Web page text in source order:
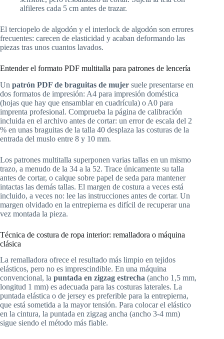
alfileres cada 5 cm antes de trazar.
El terciopelo de algodón y el interlock de algodón son errores
frecuentes: carecen de elasticidad y acaban deformando las
piezas tras unos cuantos lavados.
Entender el formato PDF multitalla para patrones de lencería
Un patrón PDF de braguitas de mujer suele presentarse en
dos formatos de impresión: A4 para impresión doméstica
(hojas que hay que ensamblar en cuadrícula) o A0 para
imprenta profesional. Comprueba la página de calibración
incluida en el archivo antes de cortar: un error de escala del 2
% en unas braguitas de la talla 40 desplaza las costuras de la
entrada del muslo entre 8 y 10 mm.
Los patrones multitalla superponen varias tallas en un mismo
trazo, a menudo de la 34 a la 52. Trace únicamente su talla
antes de cortar, o calque sobre papel de seda para mantener
intactas las demás tallas. El margen de costura a veces está
incluido, a veces no: lee las instrucciones antes de cortar. Un
margen olvidado en la entrepierna es difícil de recuperar una
vez montada la pieza.
Técnica de costura de ropa interior: remalladora o máquina
clásica
La remalladora ofrece el resultado más limpio en tejidos
elásticos, pero no es imprescindible. En una máquina
convencional, la puntada en zigzag estrecha (ancho 1,5 mm,
longitud 1 mm) es adecuada para las costuras laterales. La
puntada elástica o de jersey es preferible para la entrepierna,
que está sometida a la mayor tensión. Para colocar el elástico
en la cintura, la puntada en zigzag ancha (ancho 3-4 mm)
sigue siendo el método más fiable.